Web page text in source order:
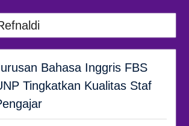
Bahasa Inggris FBS
Tingkatkan Kualitas Staf